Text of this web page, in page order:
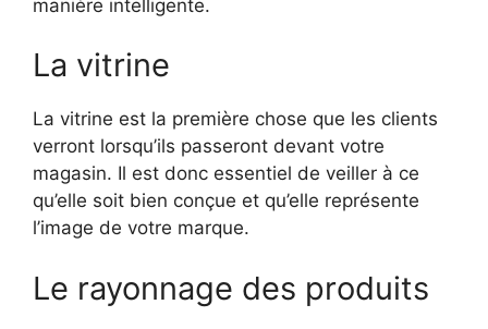
manière intelligente.
La vitrine
La vitrine est la première chose que les clients
verront lorsqu’ils passeront devant votre
magasin. Il est donc essentiel de veiller à ce
qu’elle soit bien conçue et qu’elle représente
l’image de votre marque.
Le rayonnage des produits